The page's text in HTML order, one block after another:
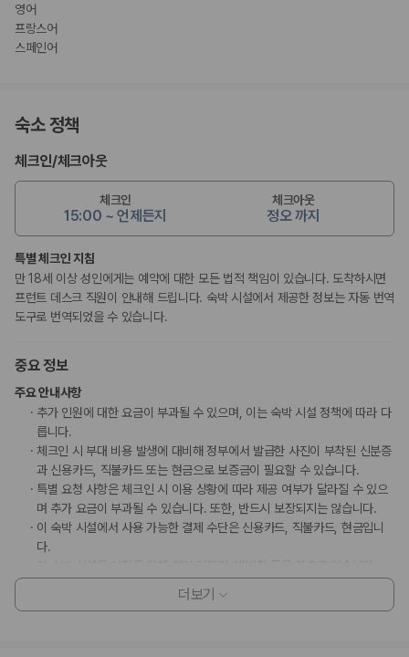
영어
프랑스어
스페인어
숙소 정책
체크인/체크아웃
체크인
15:00 ~ 언제든지
체크아웃
정오 까지
특별 체크인 지침
만 18세 이상 성인에게는 예약에 대한 모든 법적 책임이 있습니다. 도착하시면
프런트 데스크 직원이 안내해 드립니다. 숙박 시설에서 제공한 정보는 자동 번역
도구로 번역되었을 수 있습니다.
중요 정보
주요 안내사항
추가 인원에 대한 요금이 부과될 수 있으며, 이는 숙박 시설 정책에 따라 다
릅니다.
체크인 시 부대 비용 발생에 대비해 정부에서 발급한 사진이 부착된 신분증
과 신용카드, 직불카드 또는 현금으로 보증금이 필요할 수 있습니다.
특별 요청 사항은 체크인 시 이용 상황에 따라 제공 여부가 달라질 수 있으
며 추가 요금이 부과될 수 있습니다. 또한, 반드시 보장되지는 않습니다.
이 숙박 시설에서 사용 가능한 결제 수단은 신용카드, 직불카드, 현금입니
다.
이 숙박 시설은 Lead with Care(포시즌스)의 청소 및 소독 지침을 준수합
더보기